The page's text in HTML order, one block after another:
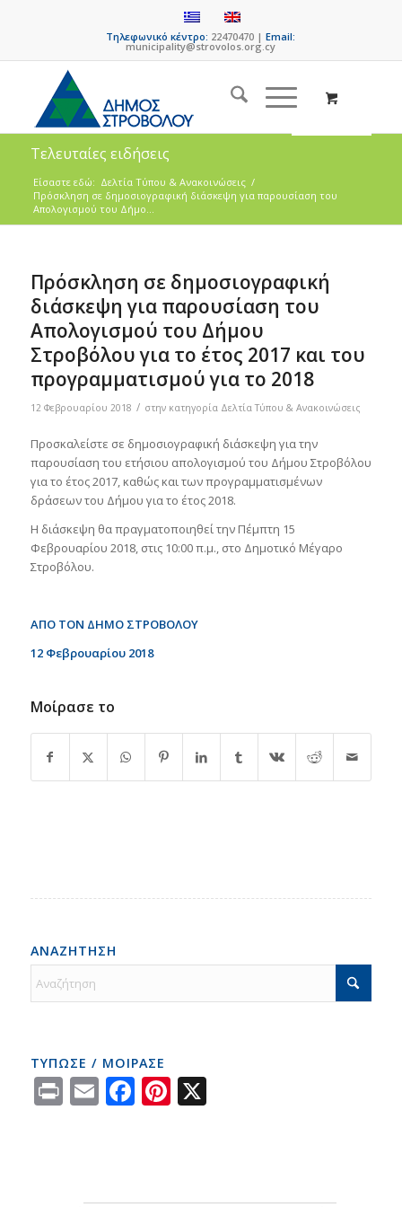
Τηλεφωνικό κέντρο: 22470470 |Email:
municipality@strovolos.org.cy
Τελευταίες ειδήσεις
Είσαστε εδώ: Δελτία Τύπου & Ανακοινώσεις /
Πρόσκληση σε δημοσιογραφική διάσκεψη για παρουσίαση του
Απολογισμού του Δήμο...
Πρόσκληση σε δημοσιογραφική
διάσκεψη για παρουσίαση του
Απολογισμού του Δήμου
Στροβόλου για το έτος 2017 και του
προγραμματισμού για το 2018
12 Φεβρουαρίου 2018 / στην κατηγορία Δελτία Τύπου & Ανακοινώσεις
Προσκαλείστε σε δημοσιογραφική διάσκεψη για την
παρουσίαση του ετήσιου απολογισμού του Δήμου Στροβόλου
για το έτος 2017, καθώς και των προγραμματισμένων
δράσεων του Δήμου για το έτος 2018.
Η διάσκεψη θα πραγματοποιηθεί την Πέμπτη 15
Φεβρουαρίου 2018, στις 10:00 π.μ., στο Δημοτικό Μέγαρο
Στροβόλου.
ΑΠΟ ΤΟΝ ΔΗΜΟ ΣΤΡΟΒΟΛΟΥ
12 Φεβρουαρίου 2018
Μοίρασε το
ΑΝΑΖΗΤΗΣΗ
ΤΥΠΩΣΕ / ΜΟΙΡΑΣΕ
PrintEmailFacebook
Pinterest
X